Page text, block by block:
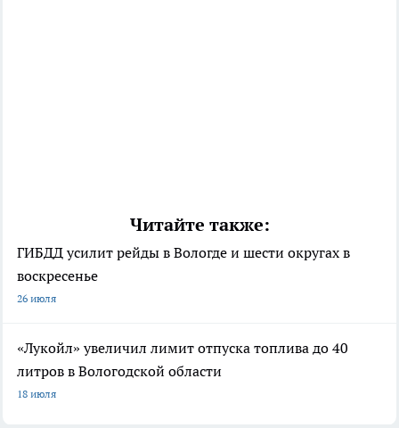
Читайте также:
ГИБДД усилит рейды в Вологде и шести округах в
воскресенье
26 июля
«Лукойл» увеличил лимит отпуска топлива до 40
литров в Вологодской области
18 июля